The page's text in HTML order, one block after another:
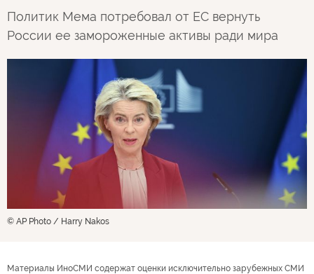
Политик Мема потребовал от ЕС вернуть
России ее замороженные активы ради мира
© AP Photo / Harry Nakos
Материалы ИноСМИ содержат оценки исключительно зарубежных СМИ